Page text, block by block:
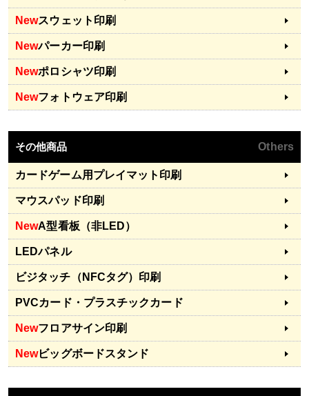
Newスウェット印刷
Newパーカー印刷
Newポロシャツ印刷
Newフォトウェア印刷
その他商品 Others
カードゲーム用プレイマット印刷
マウスパッド印刷
NewA型看板（非LED）
LEDパネル
ビジタッチ（NFCタグ）印刷
PVCカード・プラスチックカード
Newフロアサイン印刷
Newビッグボードスタンド